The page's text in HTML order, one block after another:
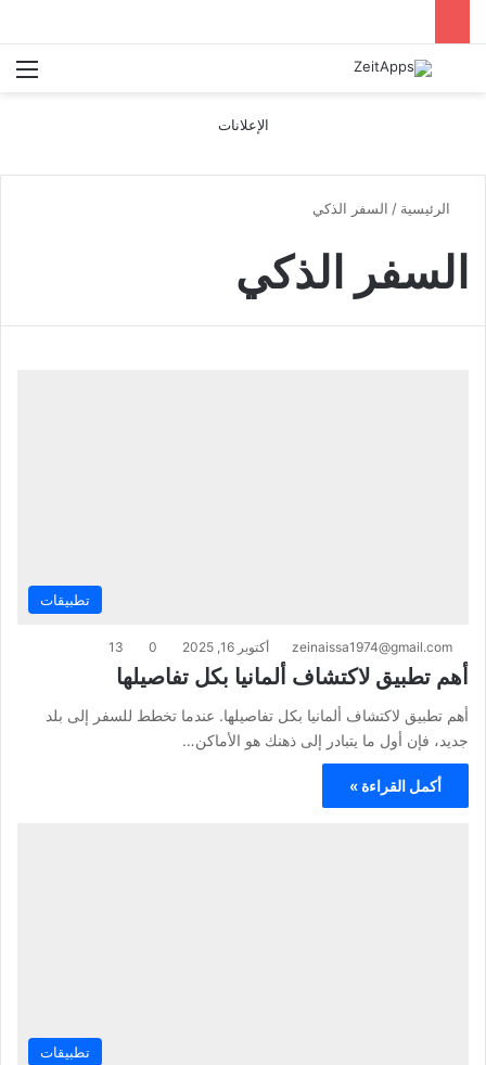
بحث عن
الإعلانات
الرئيسية / السفر الذكي
السفر الذكي
تطبيقات
zeinaissa1974@gmail.com أكتوبر 16, 2025 0
13
أهم تطبيق لاكتشاف ألمانيا بكل تفاصيلها
أهم تطبيق لاكتشاف ألمانيا بكل تفاصيلها. عندما تخطط للسفر إلى بلد
جديد، فإن أول ما يتبادر إلى ذهنك هو الأماكن…
أكمل القراءة »
تطبيقات